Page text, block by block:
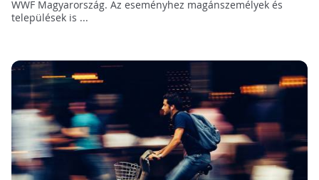
WWF Magyarország. Az eseményhez magánszemélyek és
települések is ...